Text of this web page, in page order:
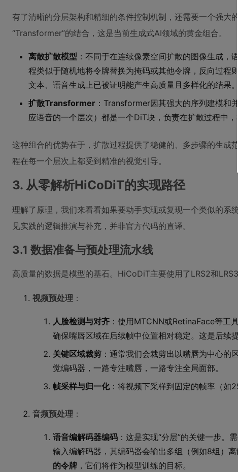
有了清晰的分层架构和精细的条件控制机制，还需要一个强大
“Transformer”的结合，这是当前生成式AI领域的黄金组合。
离散扩散模型 ：不同于在连续像素空间扩散的图像生成
程类似于随机地将令牌替换为掩码或其他令牌，反向过程
文本、语音生成上已被证明能产生高质量且多样化的结果。
扩散Transformer ：Transformer因其强大的序列建模和
应语音的一个层次）都是一个DiT块，负责在扩散过程中
这种组合的优势在于，扩散过程提供了稳健的、多步骤的生
程在每一个层次上都受到精准的视觉引导。
3. 从零解析HiCoDiT的实现路径
理解了原理，我们来看看如果要动手实现或复现一个类似的系
见实践的逻辑推演与补充，并非官方代码的直译。
3.1 数据准备与预处理流水线
高质量的数据是模型的基石。HiCoDiT主要使用了LRS2和
视频预处理 ：
人脸检测与对齐 ：使用MTCNN或RetinaFace等工
确保嘴唇区域在后续帧中位置相对稳定。这是后续
关键区域裁剪 ：通常我们会裁剪出以嘴唇为中心
觉编码器，一路专注嘴唇，一路专注全局面部。
帧采样与归一化：将视频下采样到固定的帧率（如
音频预处理 ：
语音编解码器编码 ：这是实现“分层”的关键一步
输入编解码器，其编码器会输出多组（例如8组）
的令牌 ，它们将作为模型训练的目标。